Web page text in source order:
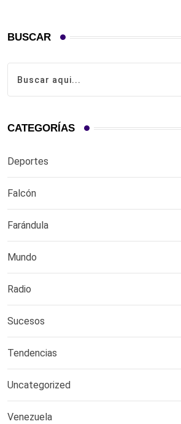
BUSCAR
CATEGORÍAS
Deportes
Falcón
Farándula
Mundo
Radio
Sucesos
Tendencias
Uncategorized
Venezuela